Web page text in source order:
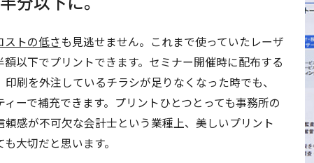
ストの低さも見逃せません。これまで使っていたレーザ
額以下でプリントできます。セミナー開催時に配布する
刷を外注しているチラシが足りなくなった時でも、
ーで補充できます。プリントひとつとっても事務所の
頼感が不可欠な会計士という業種上、美しいプリント
大切だと思います。